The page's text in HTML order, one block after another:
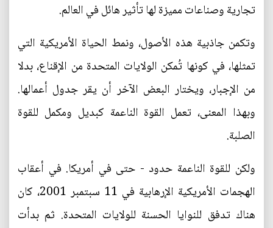
تجارية وصناعات مميزة لها تأثير هائل في العالم.
وتكمن جاذبية هذه الأصول، ونمط الحياة الأمريكية التي
تمثلها، في كونها تُمكن الولايات المتحدة من الإقناع، بدلا
من الإجبار، ويختار البعض الآخر أن يقر جدول أعمالها.
وبهذا المعنى، تعمل القوة الناعمة كبديل ومكمل للقوة
الصلبة.
ولكن للقوة الناعمة حدود - حتى في أمريكا. في أعقاب
الهجمات الأمريكية الإرهابية في 11 سبتمبر 2001، كان
هناك تدفق للنوايا الحسنة للولايات المتحدة. ثم بدأت